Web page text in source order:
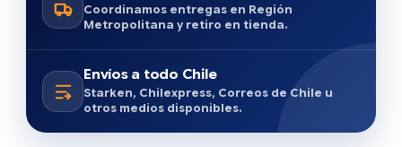
Coordinamos entregas en Región
Metropolitana y retiro en tienda.
Envíos a todo Chile
Starken, Chilexpress, Correos de Chile u
otros medios disponibles.